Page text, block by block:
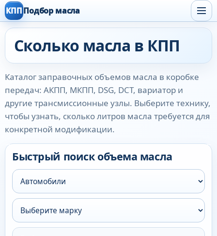
КПППодбор масла
Сколько масла в КПП
Каталог заправочных объемов масла в коробке
передач: АКПП, МКПП, DSG, DCT, вариатор и
другие трансмиссионные узлы. Выберите технику,
чтобы узнать, сколько литров масла требуется для
конкретной модификации.
Быстрый поиск объема масла